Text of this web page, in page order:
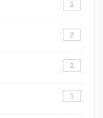
1
2
2
1